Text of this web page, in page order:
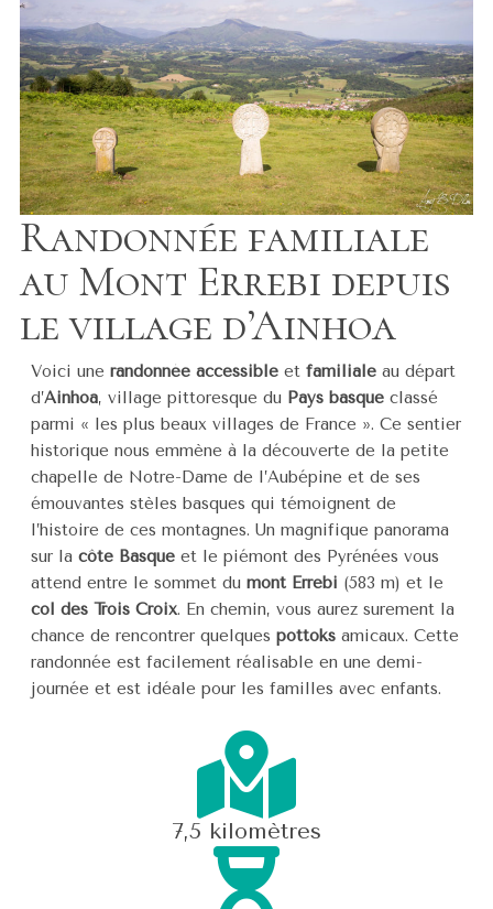
Randonnée familiale
au Mont Errebi depuis
le village d’Ainhoa
Voici une randonnée accessible et familiale au départ
d’Ainhoa, village pittoresque du Pays basque classé
parmi « les plus beaux villages de France ». Ce sentier
historique nous emmène à la découverte de la petite
chapelle de Notre-Dame de l’Aubépine et de ses
émouvantes stèles basques qui témoignent de
l’histoire de ces montagnes. Un magnifique panorama
sur la côte Basque et le piémont des Pyrénées vous
attend entre le sommet du mont Errebi (583 m) et le
col des Trois Croix. En chemin, vous aurez surement la
chance de rencontrer quelques pottoks amicaux. Cette
randonnée est facilement réalisable en une demi-
journée et est idéale pour les familles avec enfants.
7,5 kilomètres